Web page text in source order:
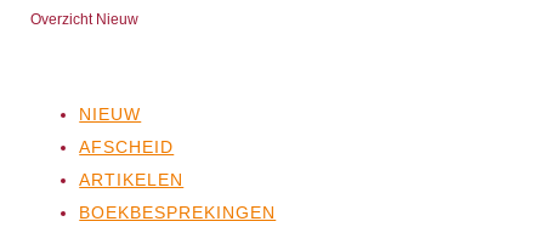
Overzicht Nieuw
NIEUW
AFSCHEID
ARTIKELEN
BOEKBESPREKINGEN